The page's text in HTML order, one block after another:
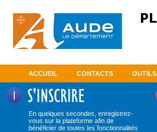
ACCUEIL CONTACTS OUTILS
En quelques secondes, enregistrez-
vous sur la plateforme afin de
bénéficier de toutes les fonctionnalités